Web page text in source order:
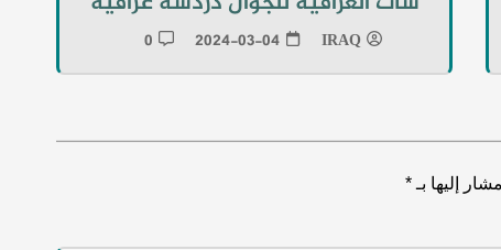
IRAQ
2024-03-04
0
إليها بـ*